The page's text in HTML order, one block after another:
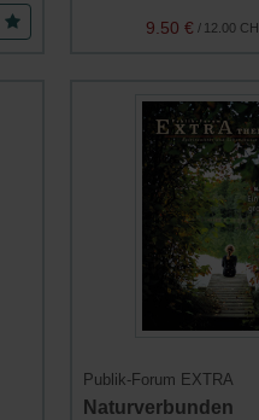
12.00
/
9.50 €
Publik-Forum EXTRA
Naturverbunden